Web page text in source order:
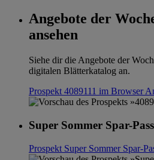
Angebote der
ansehen
Siehe dir die Angebote der
digitalen Blätterkatalog an.
Prospekt 4089111 im Browser
Super Sommer Spar-
Prospekt Super Sommer Spar-